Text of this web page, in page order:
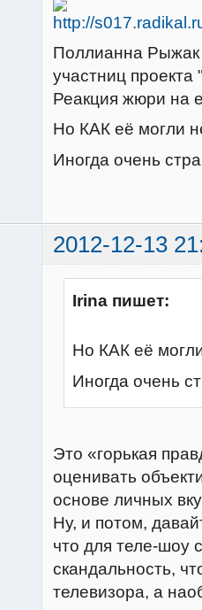
Поллианна Рыжак
участниц проекта
Реакция жюри на
Но КАК её могли
Иногда очень
2012-12-13
Irina пишет:
Но КАК её
Иногда очень
Это «горькая
оценивать
основе личных
Ну, и потом,
что для теле-шоу
скандальность,
телевизора, а